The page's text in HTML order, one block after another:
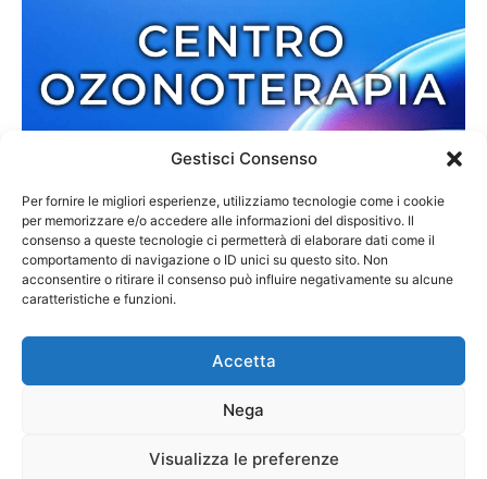
Gestisci Consenso
Per fornire le migliori esperienze, utilizziamo tecnologie come i cookie
per memorizzare e/o accedere alle informazioni del dispositivo. Il
consenso a queste tecnologie ci permetterà di elaborare dati come il
comportamento di navigazione o ID unici su questo sito. Non
acconsentire o ritirare il consenso può influire negativamente su alcune
caratteristiche e funzioni.
Accetta
Nega
Visualizza le preferenze
Contatti Cookie Policy Privacy Policy